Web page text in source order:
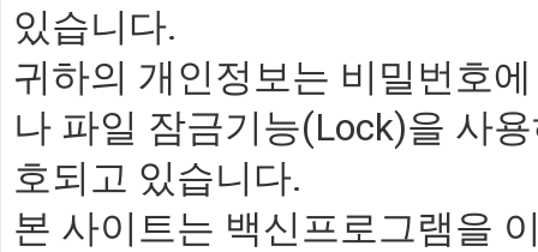
있습니다.
귀하의 개인정보는 비밀번호
나 파일 잠금기능(Lock)을 사
호되고 있습니다.
본 사이트는 백신프로그램을